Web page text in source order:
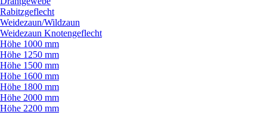
Rabitzgeflecht
Weidezaun/Wildzaun
Weidezaun Knotengeflecht
Höhe 1000 mm
Höhe 1250 mm
Höhe 1500 mm
Höhe 1600 mm
Höhe 1800 mm
Höhe 2000 mm
Höhe 2200 mm